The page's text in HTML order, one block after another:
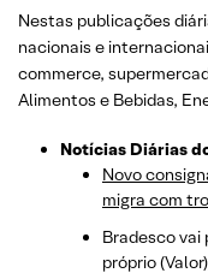
Nestas publicações
nacionais e
commerce,
Alimentos e Bebidas,
Notícias Diárias
Novo
migra com
Bradesco vai
próprio